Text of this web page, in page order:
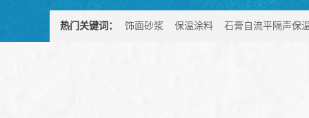
热门关键词： 饰面砂浆 保温涂料 石膏自流平隔声保